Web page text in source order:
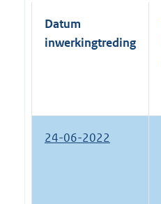
Datum
inwerkingtreding
24-06-2022